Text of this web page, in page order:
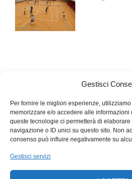
Gestisci
Per fornire le migliori esperienze,
memorizzare e/o accedere alle
queste tecnologie ci permetterà di
navigazione o ID unici su questo sito. Non
consenso può influire negativamente su
Gestisci servizi